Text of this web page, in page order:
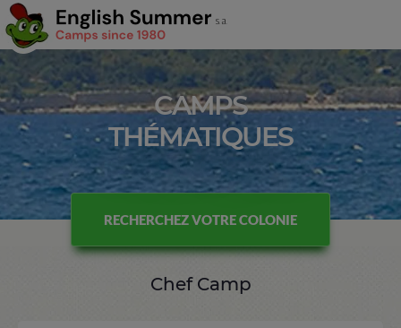
CAMPS
THÉMATIQUES
RECHERCHEZ VOTRE COLONIE
Chef Camp